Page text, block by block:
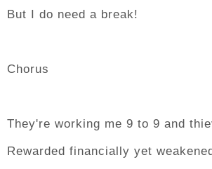
But I do need a break!
Chorus
They're working me 9 to 9 and
Rewarded financially yet